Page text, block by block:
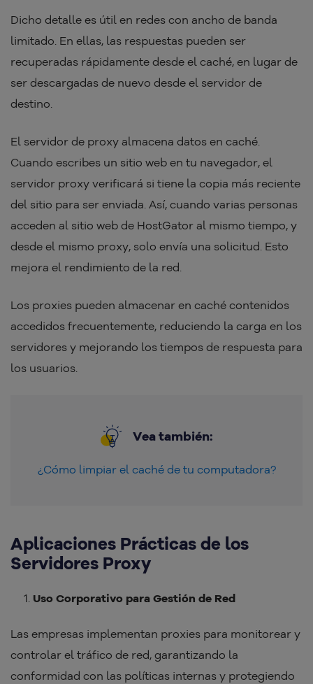
Dicho detalle es útil en redes con ancho de banda
limitado. En ellas, las respuestas pueden ser
recuperadas rápidamente desde el caché, en lugar de
ser descargadas de nuevo desde el servidor de
destino.
El servidor de proxy almacena datos en caché.
Cuando escribes un sitio web en tu navegador, el
servidor proxy verificará si tiene la copia más reciente
del sitio para ser enviada. Así, cuando varias personas
acceden al sitio web de HostGator al mismo tiempo, y
desde el mismo proxy, solo envía una solicitud. Esto
mejora el rendimiento de la red.
Los proxies pueden almacenar en caché contenidos
accedidos frecuentemente, reduciendo la carga en los
servidores y mejorando los tiempos de respuesta para
los usuarios.
Vea también:
¿Cómo limpiar el caché de tu computadora?
Aplicaciones Prácticas de los
Servidores Proxy
Uso Corporativo para Gestión de Red
Las empresas implementan proxies para monitorear y
controlar el tráfico de red, garantizando la
conformidad con las políticas internas y protegiendo